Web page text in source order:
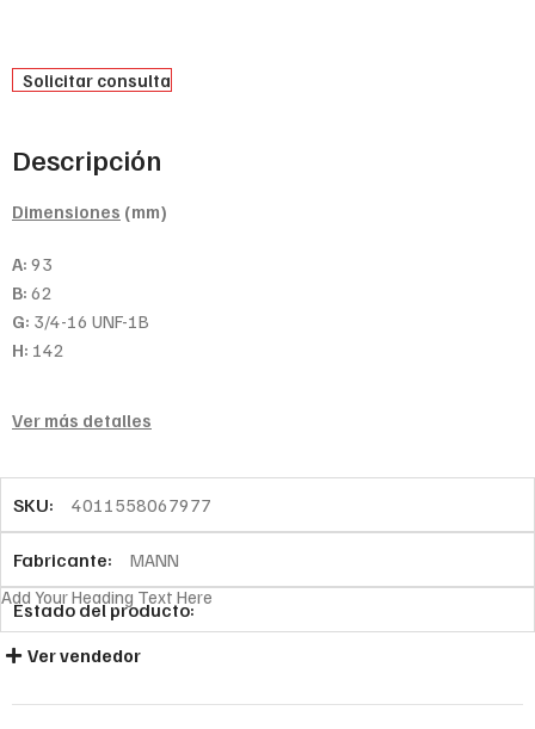
Solicitar consulta
Descripción
Dimensiones (mm)
A: 93
B: 62
G: 3/4-16 UNF-1B
H: 142
Ver más detalles
SKU: 4011558067977
Fabricante: MANN
Estado del producto:
Add Your Heading Text Here
Ver vendedor